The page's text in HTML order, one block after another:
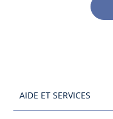
AIDE ET SERVICES